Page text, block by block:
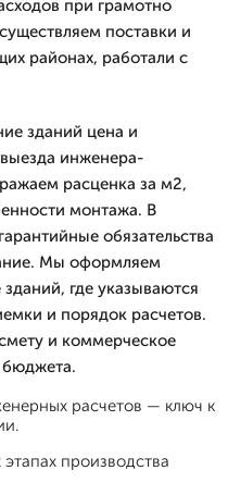
при грамотно
поставки и
районах, работали с
зданий цена и
инженера-
расценка за м2,
монтажа. В
обязательства
Мы оформляем
где указываются
и порядок расчетов.
и коммерческое
расчетов — ключ к
производства